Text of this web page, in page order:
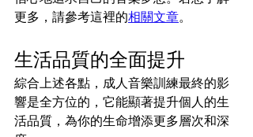
更多，請參考這裡的相關文章。
生活品質的全面提升
綜合上述各點，成人音樂訓練最終的影
響是全方位的，它能顯著提升個人的生
活品質，為你的生命增添更多層次和深